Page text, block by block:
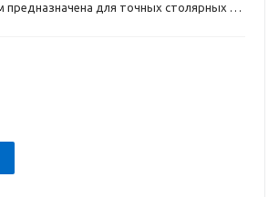
для точных столярных и
для фанеры и клееной древесины,
твердых пород дерева
покрытая ротангом, удобна в